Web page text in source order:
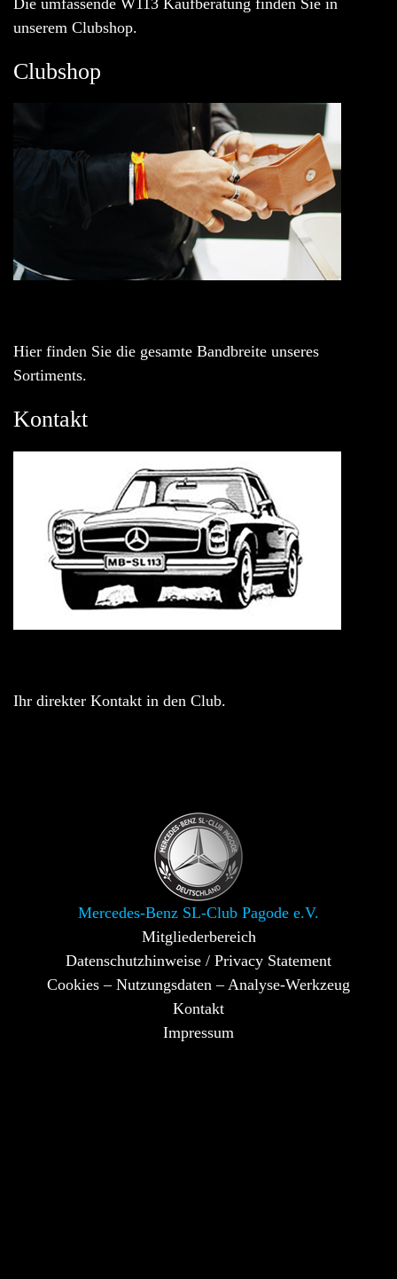
unserem Clubshop.
Clubshop
Hier finden Sie die gesamte Bandbreite unseres
Sortiments.
Kontakt
Ihr direkter Kontakt in den Club.
Mercedes-Benz SL-Club Pagode e.V.
Mitgliederbereich
Datenschutzhinweise / Privacy Statement
Cookies – Nutzungsdaten – Analyse-Werkzeug
Kontakt
Impressum